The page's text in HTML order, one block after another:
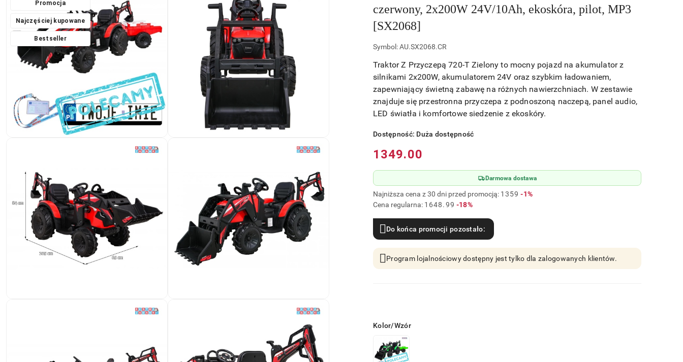
Promocja
Najczęściej kupowane
Bestseller
czerwony, 2x200W 24V/10Ah, ekoskóra, pilot, MP3
[SX2068]
Symbol:AU.SX2068.CR
Traktor Z Przyczepą 720-T Zielony to mocny pojazd na akumulator z
silnikami 2x200W, akumulatorem 24V oraz szybkim ładowaniem,
zapewniający świetną zabawę na różnych nawierzchniach. W zestawie
znajduje się przestronna przyczepa z podnoszoną naczepą, panel audio,
LED światła i komfortowe siedzenie z ekoskóry.
Dostępność: Duża dostępność
Cena:
1349.00
Darmowa dostawa
Najniższa cena z 30 dni przed promocją: 1359 Rabat:
-1%
Cena regularna: 1648.99 Rabat:
-18%
Do końca promocji pozostało:
Program lojalnościowy dostępny jest tylko dla zalogowanych klientów.
Wariant
Kolor/Wzór